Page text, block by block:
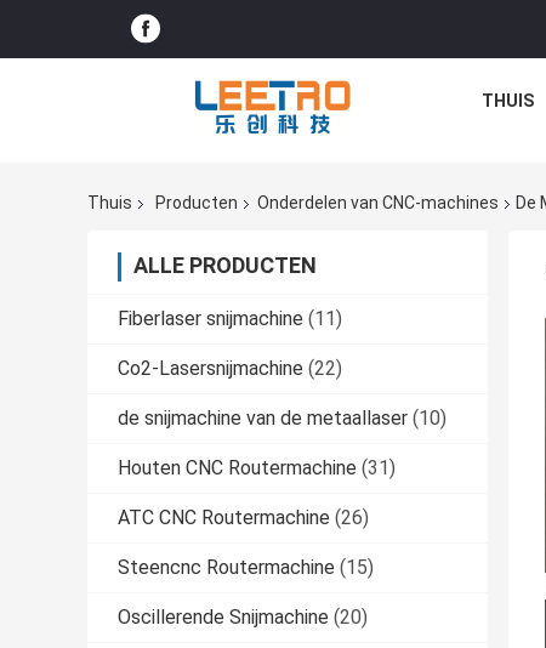
THUIS
Thuis Producten Onderdelen van CNC-machines De
ALLE PRODUCTEN
Fiberlaser snijmachine (11)
Co2-Lasersnijmachine (22)
de snijmachine van de metaallaser (10)
Houten CNC Routermachine (31)
ATC CNC Routermachine (26)
Steencnc Routermachine (15)
Oscillerende Snijmachine (20)